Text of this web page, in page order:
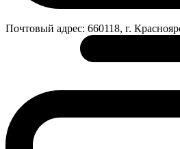
Почтовый адрес: 660118, г.